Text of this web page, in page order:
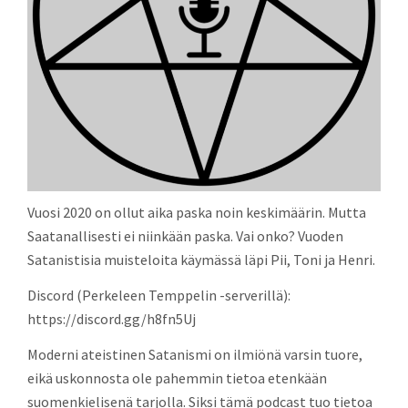
Vuosi 2020 on ollut aika paska noin keskimäärin. Mutta
Saatanallisesti ei niinkään paska. Vai onko? Vuoden
Satanistisia muisteloita käymässä läpi Pii, Toni ja Henri.
Discord (Perkeleen Temppelin -serverillä):
https://discord.gg/h8fn5Uj
Moderni ateistinen Satanismi on ilmiönä varsin tuore,
eikä uskonnosta ole pahemmin tietoa etenkään
suomenkielisenä tarjolla. Siksi tämä podcast tuo tietoa